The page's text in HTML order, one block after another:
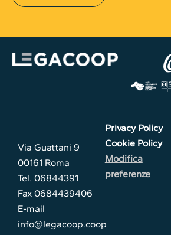
Via Guattani 9
00161 Roma
Tel. 06844391
Fax 0684439406
E-mail
info@legacoop.coop
Privacy Policy
Cookie Policy
Modifica
preferenze